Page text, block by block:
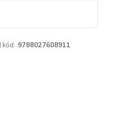
kód: 9788027608911